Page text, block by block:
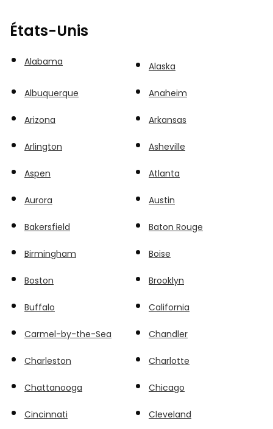
États-Unis
Alabama Alaska
Albuquerque Anaheim
Arizona Arkansas
Arlington Asheville
Aspen Atlanta
Aurora Austin
Bakersfield Baton Rouge
Birmingham Boise
Boston Brooklyn
Buffalo California
Carmel-by-the-Sea Chandler
Charleston Charlotte
Chattanooga Chicago
Cincinnati Cleveland